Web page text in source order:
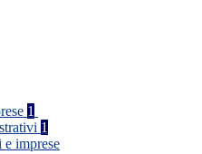
1
1
imprese